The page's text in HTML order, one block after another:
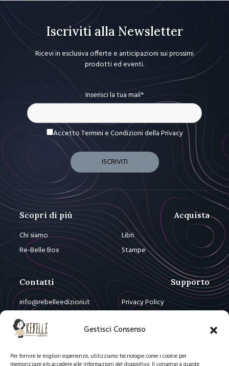
Gestisci Consenso
Per fornire le migliori esperienze, utilizziamo tecnologie come i cookie per
Iscriviti alla Newsletter
Ricevi in esclusiva offerte e anticipazioni sui prossimi
prodotti ed eventi.
Inserisci la tua mail*
Accetto Termini e Condizionidella Privacy
Scopri di più
Chi siamo
Re-Belle Box
Acquista
Libri
Stampe
Contatti
info@rebelleedizioni.it
info@re-bellebox.com
Supporto
Privacy Policy